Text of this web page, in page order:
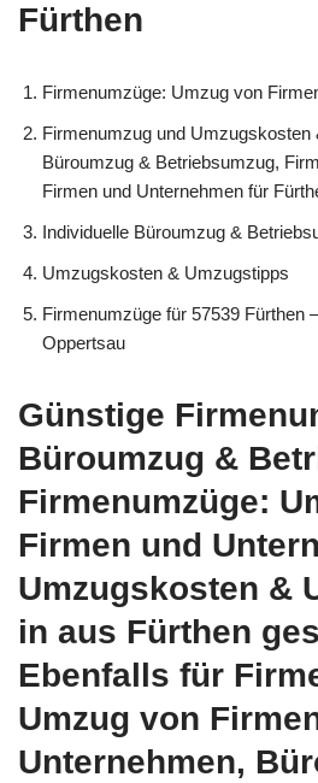
Fürthen
Firmenumzüge: Umzug von
Firmenumzug und Umzugskosten
Büroumzug & Betriebsumzug,
Firmen und Unternehmen für
Individuelle Büroumzug &
Umzugskosten & Umzugstipps
Firmenumzüge für 57539 Fürthen
Oppertsau
Günstige
Büroumzug &
Firmenumzüge:
Firmen und
Umzugskosten &
in aus Fürthen
Ebenfalls für
Umzug von
Unternehmen,